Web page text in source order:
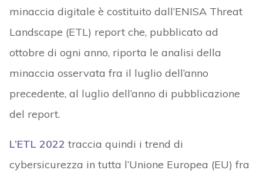
minaccia digitale è costituito dall’ENISA Threat
Landscape (ETL) report che, pubblicato ad
ottobre di ogni anno, riporta le analisi della
minaccia osservata fra il luglio dell’anno
precedente, al luglio dell’anno di pubblicazione
del report.
L’ETL 2022 traccia quindi i trend di
cybersicurezza in tutta l’Unione Europea (EU) fra